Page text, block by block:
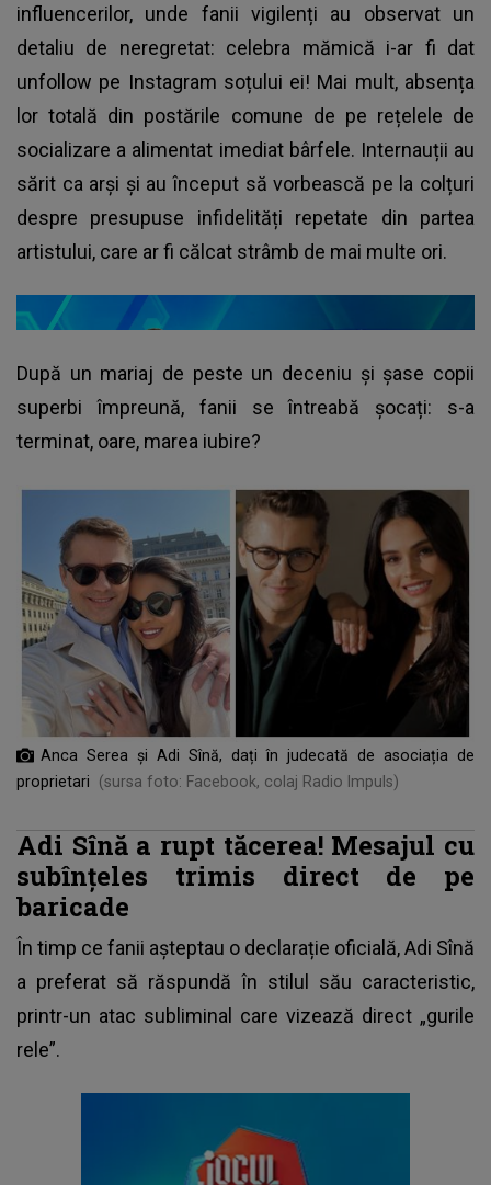
influencerilor, unde fanii vigilenți au observat un
detaliu de neregretat: celebra mămică i-ar fi dat
unfollow pe Instagram soțului ei! Mai mult, absența
lor totală din postările comune de pe rețelele de
socializare a alimentat imediat bârfele. Internauții au
sărit ca arși și au început să vorbească pe la colțuri
despre presupuse infidelități repetate din partea
artistului, care ar fi călcat strâmb de mai multe ori.
După un mariaj de peste un deceniu și șase copii
superbi împreună, fanii se întreabă șocați: s-a
terminat, oare, marea iubire?
Anca Serea și Adi Sînă, dați în judecată de asociația de
proprietari
(sursa foto: Facebook, colaj Radio Impuls)
Adi Sînă a rupt tăcerea! Mesajul cu
subînțeles trimis direct de pe
baricade
În timp ce fanii așteptau o declarație oficială, Adi Sînă
a preferat să răspundă în stilul său caracteristic,
printr-un atac subliminal care vizează direct „gurile
rele”.